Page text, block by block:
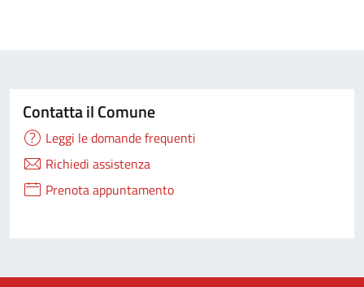
Contatta il Comune
Leggi le domande frequenti
Richiedi assistenza
Prenota appuntamento